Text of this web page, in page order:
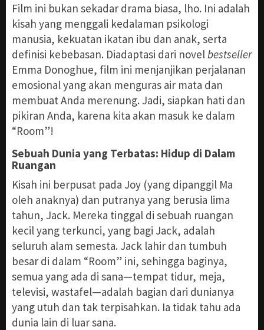
Film ini bukan sekadar drama biasa, lho. Ini adalah
kisah yang menggali kedalaman psikologi
manusia, kekuatan ikatan ibu dan anak, serta
definisi kebebasan. Diadaptasi dari novelbestseller
Emma Donoghue, film ini menjanjikan perjalanan
emosional yang akan menguras air mata dan
membuat Anda merenung. Jadi, siapkan hati dan
pikiran Anda, karena kita akan masuk ke dalam
“Room”!
Sebuah Dunia yang Terbatas: Hidup di Dalam
Ruangan
Kisah ini berpusat pada Joy (yang dipanggil Ma
oleh anaknya) dan putranya yang berusia lima
tahun, Jack. Mereka tinggal di sebuah ruangan
kecil yang terkunci, yang bagi Jack, adalah
seluruh alam semesta. Jack lahir dan tumbuh
besar di dalam “Room” ini, sehingga baginya,
semua yang ada di sana—tempat tidur, meja,
televisi, wastafel—adalah bagian dari dunianya
yang utuh dan tak terpisahkan. Ia tidak tahu ada
dunia lain di luar sana.